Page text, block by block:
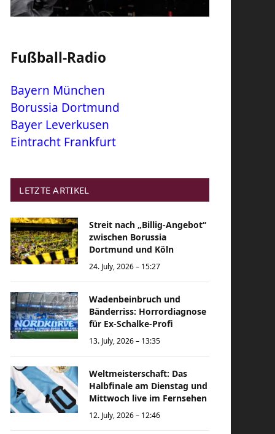
Fußball-Radio
Bayern München
Borussia Dortmund
Bayer Leverkusen
Eintracht Frankfurt
LETZTE ARTIKEL
Streit nach „Billig-Angebot“
zwischen Borussia
Dortmund und Köln
24. July, 2026 – 15:27
Wadenbeinbruch und
Bänderriss: Horrordiagnose
für Ex-Schalke-Profi
13. July, 2026 – 13:35
Weltmeisterschaft: Das
Halbfinale am Dienstag und
Mittwoch live im Fernsehen
12. July, 2026 – 12:46